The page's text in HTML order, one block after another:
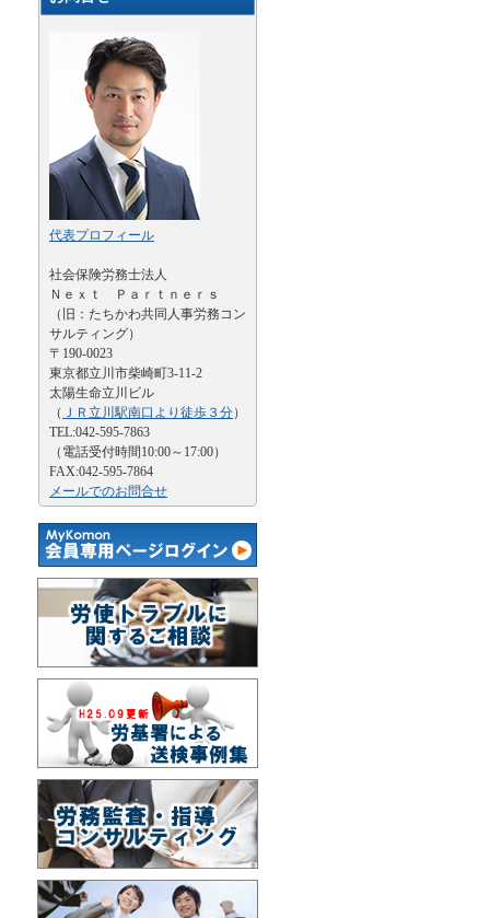
代表プロフィール
社会保険労務士法人
Ｎｅｘｔ Ｐａｒｔｎｅｒｓ
（旧：たちかわ共同人事労務コン
サルティング）
〒190-0023
東京都立川市柴崎町3-11-2
太陽生命立川ビル
（ ＪＲ立川駅南口より徒歩３分）
TEL:042-595-7863
（電話受付時間10:00～17:00）
FAX:042-595-7864
メールでのお問合せ